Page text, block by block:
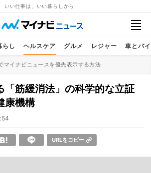
いい仕事は、いい暮らしから
らし ヘルスケア グルメ レジャー 車とバ
マイナビニュースを優先表示する方法
「筋緩消法」の科学的な立証
康機構
URLをコピー